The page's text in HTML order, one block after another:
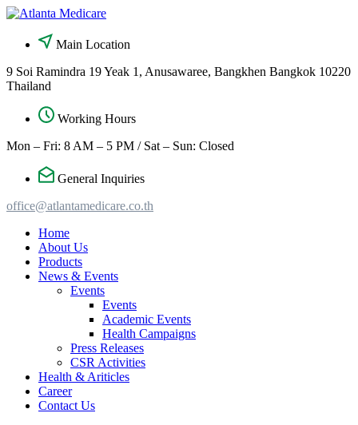
Skip
content
Main Location
9 Soi Ramindra 19 Yeak 1, Anusawaree, Bangkhen Bangkok 10220
Thailand
Working Hours
Mon – Fri: 8 AM – 5 PM / Sat – Sun: Closed
General Inquiries
office@atlantamedicare.co.th
Home
About Us
Products
News & Events
Events
Events
Academic Events
Health Campaigns
Press Releases
CSR Activities
Health & Ariticles
Career
Contact Us